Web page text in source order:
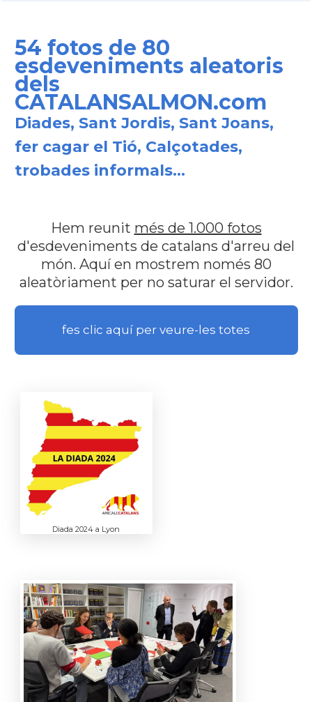
54 fotos de 80
esdeveniments aleatoris
dels
CATALANSALMON.com
Diades, Sant Jordis, Sant Joans,
fer cagar el Tió, Calçotades,
trobades informals...
Hem reunit més de 1.000 fotos
d'esdeveniments de catalans d'arreu del
món. Aquí en mostrem només 80
aleatòriament per no saturar el servidor.
fes clic aquí per veure-les totes
Diada 2024 a Lyon